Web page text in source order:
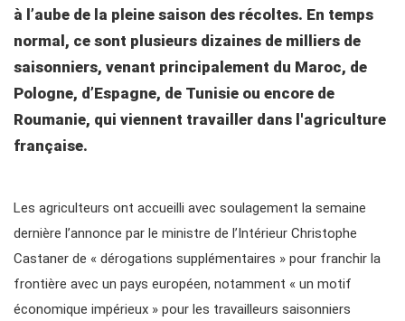
à l’aube de la pleine saison des récoltes. En temps
normal, ce sont plusieurs dizaines de milliers de
saisonniers, venant principalement du Maroc, de
Pologne, d’Espagne, de Tunisie ou encore de
Roumanie, qui viennent travailler dans l'agriculture
française.
Les agriculteurs ont accueilli avec soulagement la semaine
dernière l’annonce par le ministre de l’Intérieur Christophe
Castaner de « dérogations supplémentaires » pour franchir la
frontière avec un pays européen, notamment « un motif
économique impérieux » pour les travailleurs saisonniers